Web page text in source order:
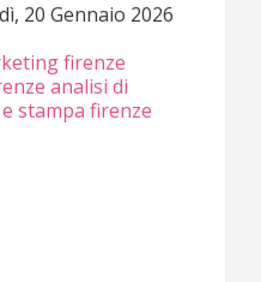
20 Gennaio 2026
firenze
analisi di
stampa firenze